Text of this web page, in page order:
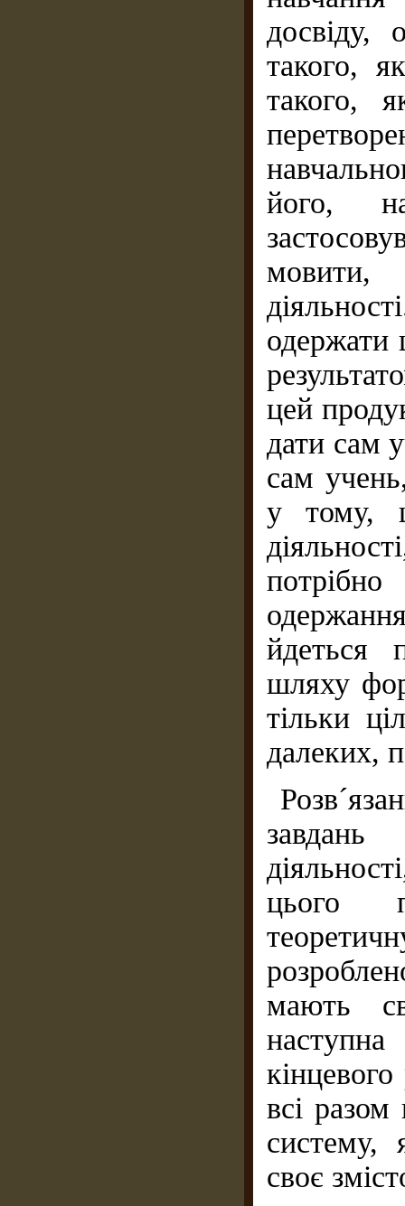
досвіду,
такого,
такого,
його,
мови­ти,
цей
дати сам
сам
у тому,
йдеться
шляху
тільки
далеких,
цього
мають
всі разом
си­стему,
своє